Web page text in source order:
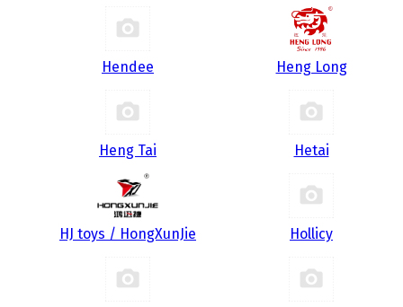
Hendee Heng Long
Heng Tai Hetai
HJ toys / HongXunJie Hollicy